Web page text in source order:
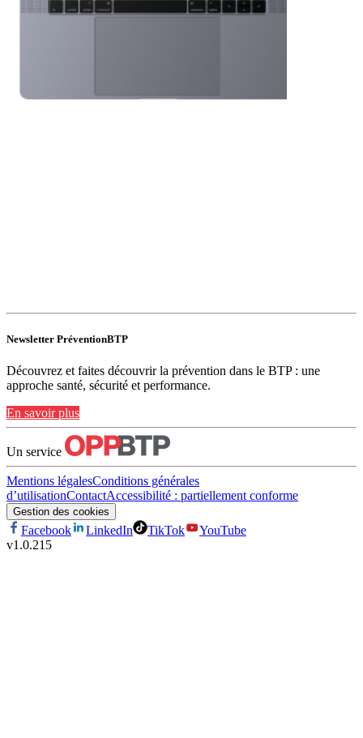
Newsletter PréventionBTP
Découvrez et faites découvrir la prévention dans le BTP : une
approche santé, sécurité et performance.
En savoir plus
Un service
Mentions légalesConditions générales
d’utilisationContactAccessibilité : partiellement conforme
Gestion des cookies
Facebook LinkedIn TikTok
YouTube
v1.0.215